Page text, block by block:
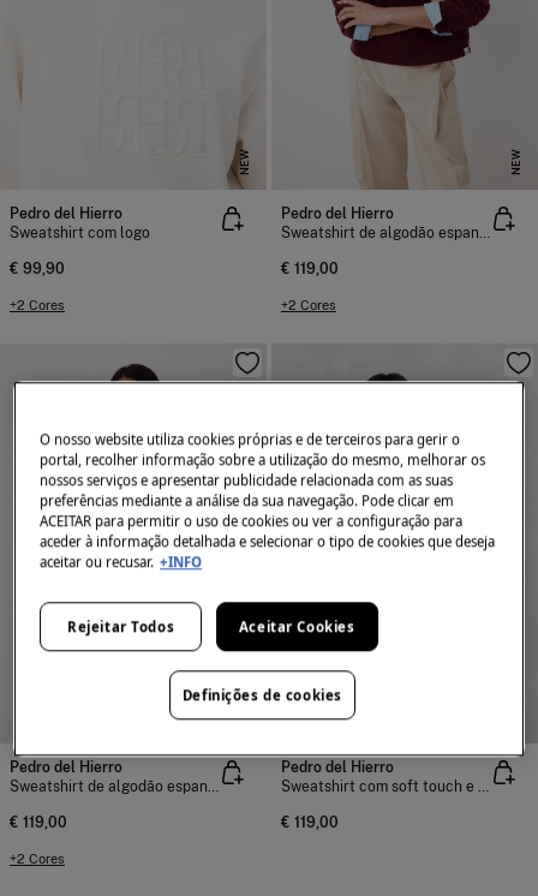
NEW
Pedro del Hierro
Sweatshirt com logo
€ 99,90
+2 Cores
NEW
Pedro del Hierro
Sweatshirt de algodão espanhol
€ 119,00
+2 Cores
NEW
Pedro del Hierro
Sweatshirt de algodão espanhol
€ 119,00
+2 Cores
Pedro del Hierro
Sweatshirt com soft touch e gola Perkins
€ 119,00
O nosso website utiliza cookies próprias e de terceiros para gerir o
portal, recolher informação sobre a utilização do mesmo, melhorar os
nossos serviços e apresentar publicidade relacionada com as suas
preferências mediante a análise da sua navegação. Pode clicar em
ACEITAR para permitir o uso de cookies ou ver a configuração para
aceder à informação detalhada e selecionar o tipo de cookies que deseja
aceitar ou recusar. +INFO
Rejeitar Todos Aceitar Cookies
Definições de cookies